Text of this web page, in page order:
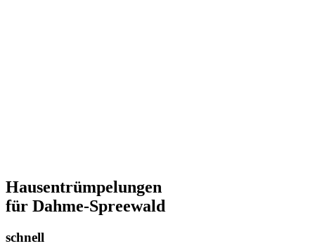
Hausentrümpelungen
für Dahme-Spreewald
schnell